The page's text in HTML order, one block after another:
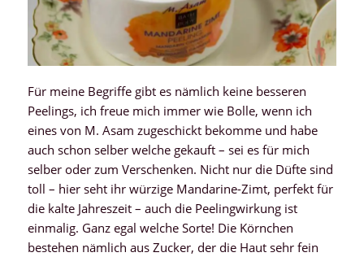
Für meine Begriffe gibt es nämlich keine besseren
Peelings, ich freue mich immer wie Bolle, wenn ich
eines von M. Asam zugeschickt bekomme und habe
auch schon selber welche gekauft – sei es für mich
selber oder zum Verschenken. Nicht nur die Düfte sind
toll – hier seht ihr würzige Mandarine-Zimt, perfekt für
die kalte Jahreszeit – auch die Peelingwirkung ist
einmalig. Ganz egal welche Sorte! Die Körnchen
bestehen nämlich aus Zucker, der die Haut sehr fein